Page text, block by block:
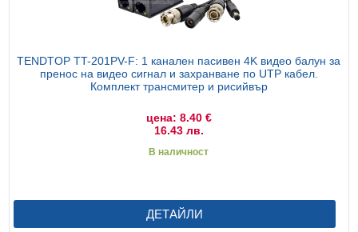
TENDTOP TT-201PV-F: 1 канален пасивен 4K видео балун за
пренос на видео сигнал и захранване по UTP кабел.
Комплект трансмитер и рисийвър
цена: 8.40 €
16.43 лв.
В наличност
ДЕТАЙЛИ